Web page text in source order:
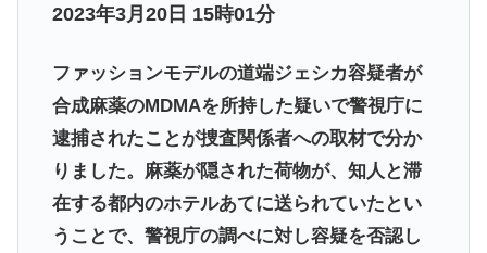
2023年3月20日 15時01分
ファッションモデルの道端ジェシカ容疑者が
合成麻薬のMDMAを所持した疑いで警視庁に
逮捕されたことが捜査関係者への取材で分か
りました。麻薬が隠された荷物が、知人と滞
在する都内のホテルあてに送られていたとい
うことで、警視庁の調べに対し容疑を否認し